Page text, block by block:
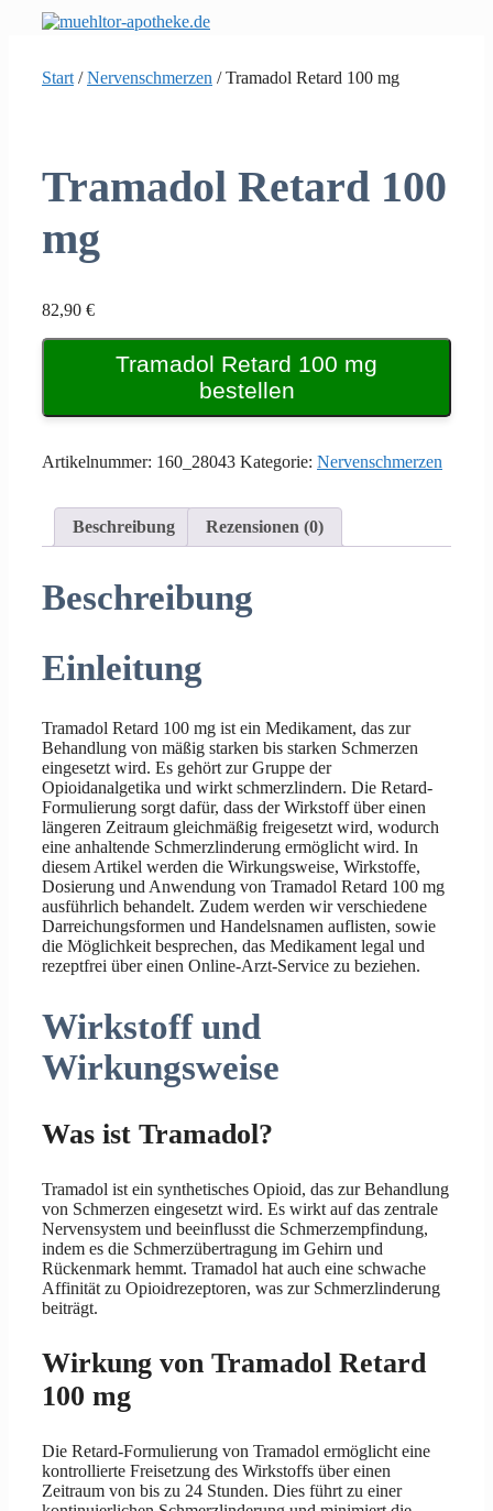
Start /Nervenschmerzen / Tramadol Retard 100 mg
Tramadol Retard 100
mg
82,90 €
Tramadol Retard 100 mg
bestellen
Artikelnummer: 160_28043 Kategorie: Nervenschmerzen
Beschreibung Rezensionen (0)
Beschreibung
Einleitung
Tramadol Retard 100 mg ist ein Medikament, das zur
Behandlung von mäßig starken bis starken Schmerzen
eingesetzt wird. Es gehört zur Gruppe der
Opioidanalgetika und wirkt schmerzlindern. Die Retard-
Formulierung sorgt dafür, dass der Wirkstoff über einen
längeren Zeitraum gleichmäßig freigesetzt wird, wodurch
eine anhaltende Schmerzlinderung ermöglicht wird. In
diesem Artikel werden die Wirkungsweise, Wirkstoffe,
Dosierung und Anwendung von Tramadol Retard 100 mg
ausführlich behandelt. Zudem werden wir verschiedene
Darreichungsformen und Handelsnamen auflisten, sowie
die Möglichkeit besprechen, das Medikament legal und
rezeptfrei über einen Online-Arzt-Service zu beziehen.
Wirkstoff und
Wirkungsweise
Was ist Tramadol?
Tramadol ist ein synthetisches Opioid, das zur Behandlung
von Schmerzen eingesetzt wird. Es wirkt auf das zentrale
Nervensystem und beeinflusst die Schmerzempfindung,
indem es die Schmerzübertragung im Gehirn und
Rückenmark hemmt. Tramadol hat auch eine schwache
Affinität zu Opioidrezeptoren, was zur Schmerzlinderung
beiträgt.
Wirkung von Tramadol Retard
100 mg
Die Retard-Formulierung von Tramadol ermöglicht eine
kontrollierte Freisetzung des Wirkstoffs über einen
Zeitraum von bis zu 24 Stunden. Dies führt zu einer